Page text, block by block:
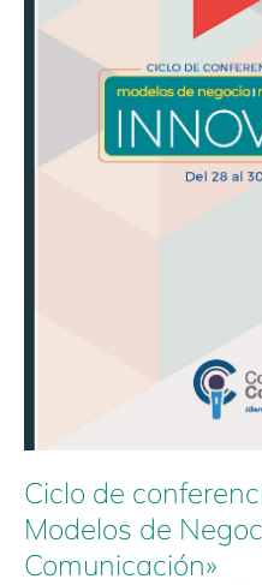
Ciclo de
Modelos de
Comunicación»
Medios
de
Comunicación»